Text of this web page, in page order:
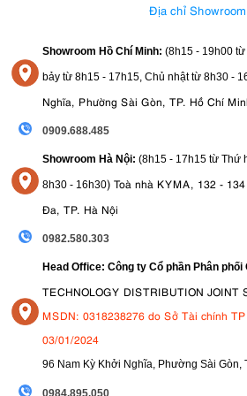
Một trong những nâng cấp đáng giá
Khác với nhiều ống tele kéo dài thân khi
GM OSS giữ chiều dài gần như ổn định,
Cân bằng trọng tâm tốt hơn
Giảm rung lắc khi cầm tay
Tăng độ ổn định khi gắn gimbal hoặc
Đây là điểm cực kỳ quan trọng với những
thao hoặc chim bay.
8. Hỗ trợ teleconverter mở
Sony FE 100-400mm f/4.5 GM OSS hỗ
1.4x và 2.0xcủa Sony. Điều này giúp tăng
560mmvà thậm chí
duy trì xuyên suốt, đảm bảo ống kính vẫn
huống khác nhau mà không cần phải thay
Địa chỉ Showroom
Showroom Hồ Chí Minh: (8h15 - 19h00 từ
bảy từ 8h15 - 17h15, Chủ nhật từ 8h30 -
Nghĩa, Phường Sài Gòn, TP. Hồ Chí
0909.688.485
Showroom Hà Nội: (8h15 - 17h15 từ Thứ
8h30 - 16h30) Toà nhà KYMA, 132 -
Đa, TP. Hà Nội
0982.580.303
Head Office: Công ty Cổ phần Phân phối
TECHNOLOGY DISTRIBUTION JOINT
MSDN: 0318238276 do Sở Tài chính
03/01/2024
96 Nam Kỳ Khởi Nghĩa, Phường Sài Gòn,
0984.895.050